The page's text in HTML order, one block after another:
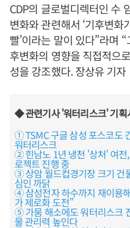
CDP의 글로벌디렉터인 수
변화와 관련해서 ‘기후변
빨’이라는 말이 있다”라며
후변화의 영향을 직접적으
성을 강조했다. 장상유 기자
◆ 관련기사 '워터리스크' 기획
① TSMC 구글 삼성 포스코도
워터리스크
② 힌남노 1년 냉천 '상처' 여전
로젝트 진행 중
③ 상암 월드컵경기장 크기 건
심인 까닭
④ 삼성전자 하수까지 재이용
가 제로화 도전”
⑤ 가뭄 해소에도 워터리스크
물 관리력 높인다